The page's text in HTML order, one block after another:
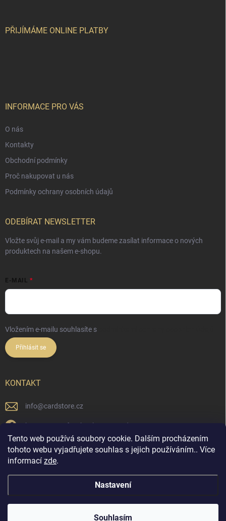
Tento web používá soubory cookie. Dalším procházením
tohoto webu vyjadřujete souhlas s jejich používáním.. Více
informací zde.
Nastavení
Souhlasím
PŘIJÍMÁME ONLINE PLATBY
INFORMACE PRO VÁS
O nás
Kontakty
Obchodní podmínky
Proč nakupovat u nás
Podmínky ochrany osobních údajů
ODEBÍRAT NEWSLETTER
Vložte svůj e-mail a my vám budeme zasílat informace o nových
produktech na našem e-shopu.
E-MAIL
Vložením e-mailu souhlasíte s
Přihlásit se
KONTAKT
info@cardstore.cz
https://www.facebook.com/cardstorecz
cardstore.cz/
@cardstore.cz/
Cardstore.cz . Všechna práva vyhrazena.